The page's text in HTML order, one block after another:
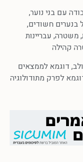
עם בני נוער,
בנערים חשודים,
,משטרה, עבריינות
קהילה
, דוגמא לממצאים
לפרק מתודולוגיה